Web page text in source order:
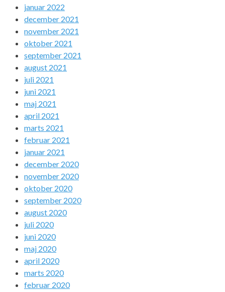
januar 2022
december 2021
november 2021
oktober 2021
september 2021
august 2021
juli 2021
juni 2021
maj 2021
april 2021
marts 2021
februar 2021
januar 2021
december 2020
november 2020
oktober 2020
september 2020
august 2020
juli 2020
juni 2020
maj 2020
april 2020
marts 2020
februar 2020